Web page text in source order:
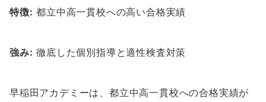
特徴: 都立中高一貫校への高い合格実績
強み: 徹底した個別指導と適性検査対策
早稲田アカデミーは、都立中高一貫校への合格実績が